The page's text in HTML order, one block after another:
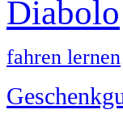
Diabolo
fahren lernen